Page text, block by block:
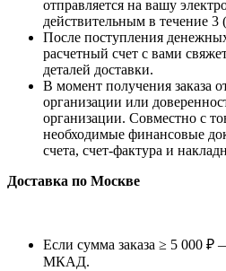
отправляется на вашу
действительным в течение 3
После поступления
расчетный счет с вами
деталей доставки.
В момент получения заказа
организации или
организации. Совместно с
необходимые финансовые
счета, счет-фактура и
Доставка по Москве
Если сумма заказа ≥ 5 000 ₽
МКАД.